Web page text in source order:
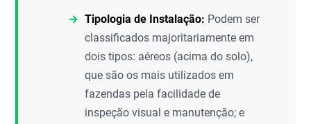
Tipologia de Instalação: Podem ser
classificados majoritariamente em
dois tipos: aéreos (acima do solo),
que são os mais utilizados em
fazendas pela facilidade de
inspeção visual e manutenção; e